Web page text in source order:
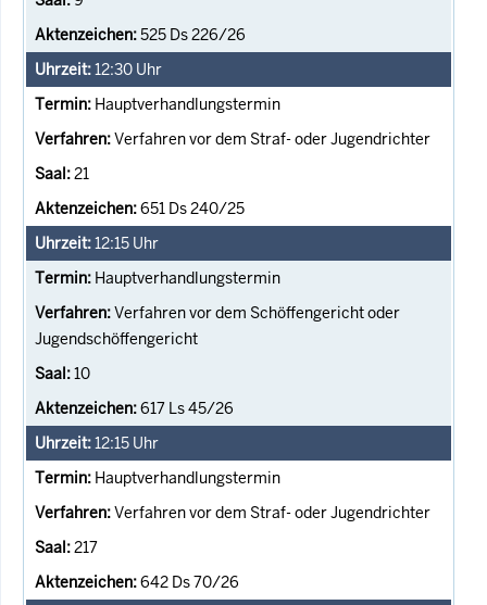
525 Ds 226/26
12:30 Uhr
Hauptverhandlungstermin
Verfahren vor dem Straf- oder Jugendrichter
21
651 Ds 240/25
12:15 Uhr
Hauptverhandlungstermin
Verfahren vor dem Schöffengericht oder
Jugendschöffengericht
10
617 Ls 45/26
12:15 Uhr
Hauptverhandlungstermin
Verfahren vor dem Straf- oder Jugendrichter
217
642 Ds 70/26